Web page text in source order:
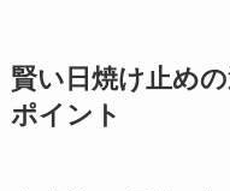
賢い日焼け止め
ポイント